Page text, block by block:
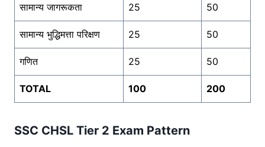
सामान्य जागरूकता 25 50
सामान्य भुद्धिमत्ता परिक्षण 25 50
गणित 25 50
TOTAL 100 200
SSC CHSL Tier 2 Exam Pattern